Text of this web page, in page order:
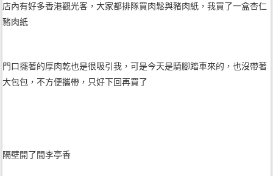
店內有好多香港觀光客，大家都排隊買肉鬆與豬肉紙，我買了一盒杏仁
豬肉紙
門口擺著的厚肉乾也是很吸引我，可是今天是騎腳踏車來的，也沒帶著
大包包，不方便攜帶，只好下回再買了
隔壁開了間李亭香